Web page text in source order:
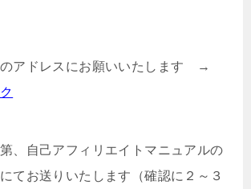
のアドレスにお願いいたします →
、自己アフィリエイトマニュアルの
てお送りいたします（確認に２～３